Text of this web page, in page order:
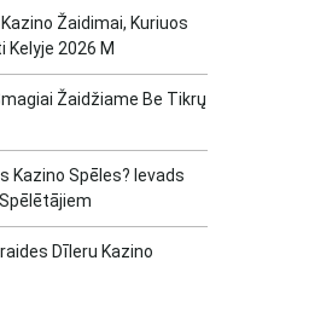
Žaidimai, Kuriuos
2026 M
Žaidžiame Be Tikrų
Kazino Spēles? Ievads
Dīleru Kazino